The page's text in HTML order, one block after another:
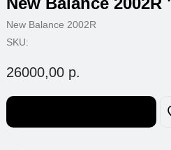
New Balance 2002R
SKU:
26000,00 р.